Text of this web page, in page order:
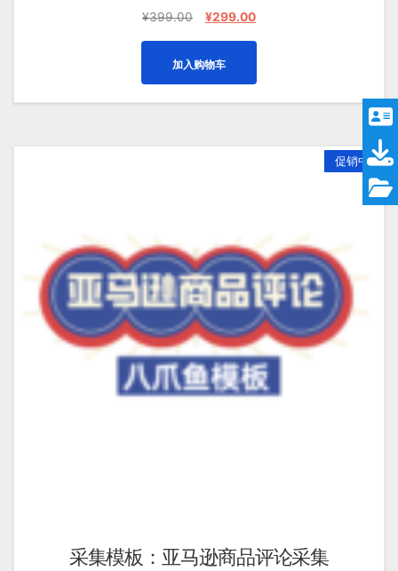
¥399.00
原
¥399.00。
¥299.00当
为：
¥299.00。
加入购物车
促销中
采集模板：亚马逊商品评论采集